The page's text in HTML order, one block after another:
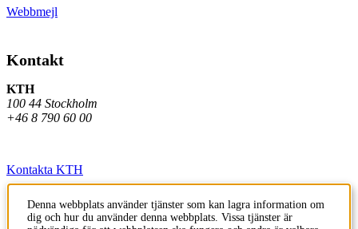
Webbmejl
Kontakt
KTH
100 44 Stockholm
+46 8 790 60 00
Kontakta KTH
Jobba på KTH
Denna webbplats använder tjänster som kan lagra information om
dig och hur du använder denna webbplats. Vissa tjänster är